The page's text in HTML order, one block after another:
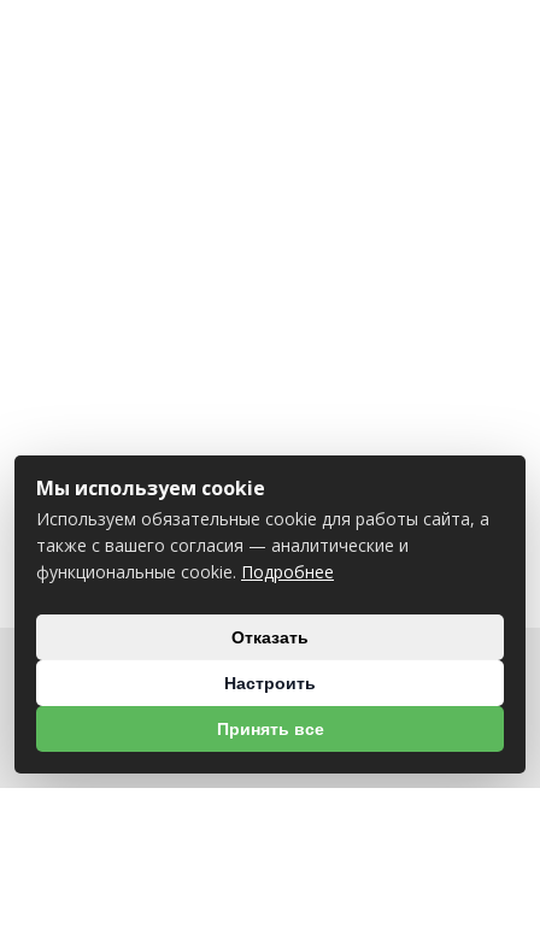
УНП 791418934 ООО МАГАЗИН БЕНЗОТЕХНИКА
Мы используем cookie
Используем обязательные cookie для работы сайта, а
также с вашего согласия — аналитические и
функциональные cookie. Подробнее
Отказать
Настроить
Принять все